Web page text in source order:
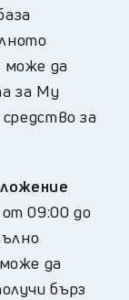
може да
за My
за
09:00 до
дa
бъpз